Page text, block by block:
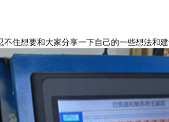
住想要和大家分享一下自己的一些想法和